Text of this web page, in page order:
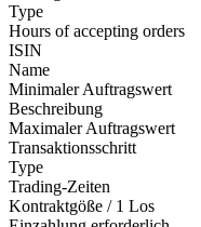
Type
Hours of accepting orders
ISIN
Name
Minimaler Auftragswert
Beschreibung
Maximaler Auftragswert
Transaktionsschritt
Type
Trading-Zeiten
Kontraktgöße / 1 Los